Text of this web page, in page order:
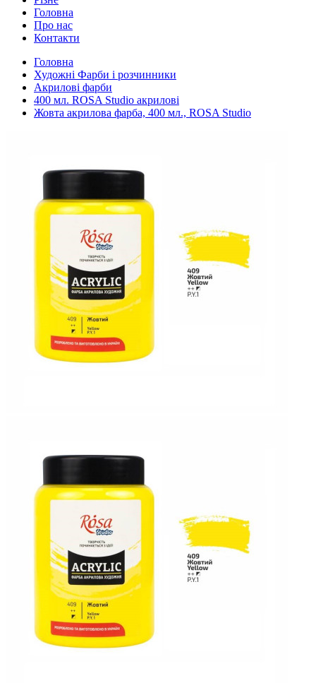
Головна
Про нас
Контакти
Головна
Художні Фарби і розчинники
Акрилові фарби
400 мл. ROSA Studio акрилові
Жовта акрилова фарба, 400 мл., ROSA Studio